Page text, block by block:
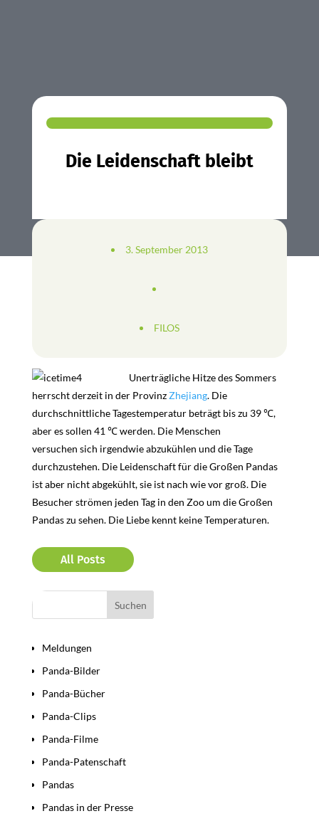
Die Leidenschaft bleibt
3. September 2013
FILOS
Unerträgliche Hitze des Sommers
herrscht derzeit in der ProvinzZhejiang. Die
durchschnittliche Tagestemperatur beträgt bis zu 39 ℃,
aber es sollen 41 ℃ werden. Die Menschen
versuchen sich irgendwie abzukühlen und die Tage
durchzustehen. Die Leidenschaft für die Großen Pandas
ist aber nicht abgekühlt, sie ist nach wie vor groß. Die
Besucher strömen jeden Tag in den Zoo um die Großen
Pandas zu sehen. Die Liebe kennt keine Temperaturen.
All Posts
Meldungen
Panda-Bilder
Panda-Bücher
Panda-Clips
Panda-Filme
Panda-Patenschaft
Pandas
Pandas in der Presse